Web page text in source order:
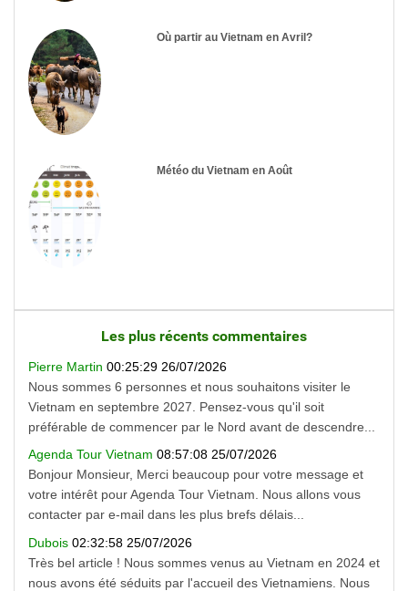
Où partir au Vietnam en Avril?
Météo du Vietnam en Août
Les plus récents commentaires
Pierre Martin 00:25:29 26/07/2026
Nous sommes 6 personnes et nous souhaitons visiter le
Vietnam en septembre 2027. Pensez-vous qu'il soit
préférable de commencer par le Nord avant de descendre...
Agenda Tour Vietnam 08:57:08 25/07/2026
Bonjour Monsieur, Merci beaucoup pour votre message et
votre intérêt pour Agenda Tour Vietnam. Nous allons vous
contacter par e-mail dans les plus brefs délais...
Dubois 02:32:58 25/07/2026
Très bel article ! Nous sommes venus au Vietnam en 2024 et
nous avons été séduits par l'accueil des Vietnamiens. Nous